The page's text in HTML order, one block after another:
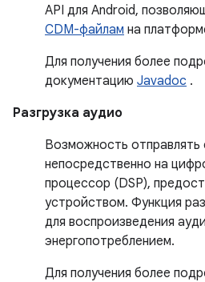
API для Android,
CDM-файлам на
Для получения более
документацию Javadoc .
Разгрузка аудио
Возможность отправлять
непосредственно на
процессор (DSP),
устройством. Функция
для воспроизведения
энергопотреблением.
Для получения более